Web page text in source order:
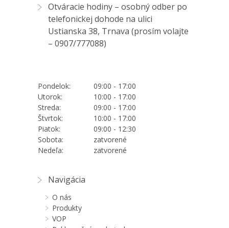
Otváracie hodiny – osobný odber po
telefonickej dohode na ulici
Ustianska 38, Trnava (prosím volajte
– 0907/777088)
Pondelok:
09:00 - 17:00
Utorok:
10:00 - 17:00
Streda:
09:00 - 17:00
Štvrtok:
10:00 - 17:00
Piatok:
09:00 - 12:30
Sobota:
zatvorené
Nedeľa:
zatvorené
Navigácia
O nás
Produkty
VOP